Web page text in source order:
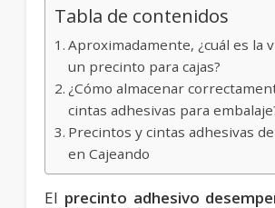
Tabla de contenidos
Aproximadamente, ¿cuál es la
un precinto para cajas?
¿Cómo almacenar
cintas adhesivas para
Precintos y cintas adhesivas
en Cajeando
El precinto adhesivo